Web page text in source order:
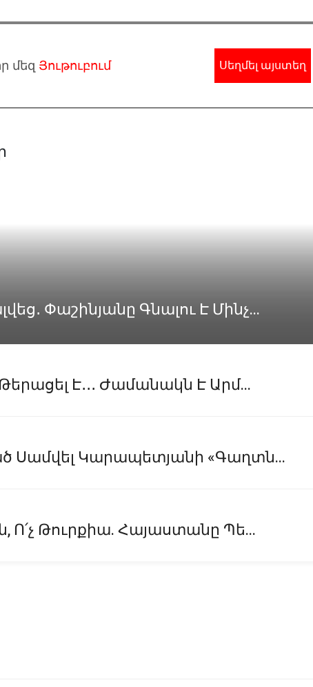
մեզ Յութուբում Սեղմել այստեղ
Փաշինյանը Գնալու Է Մինչ...
Է․․․ Ժամանակն Է Արմ...
Սամվել Կարապետյանի «Գաղտն...
Ո՛չ Թուրքիա. Հայաստանը Պե...